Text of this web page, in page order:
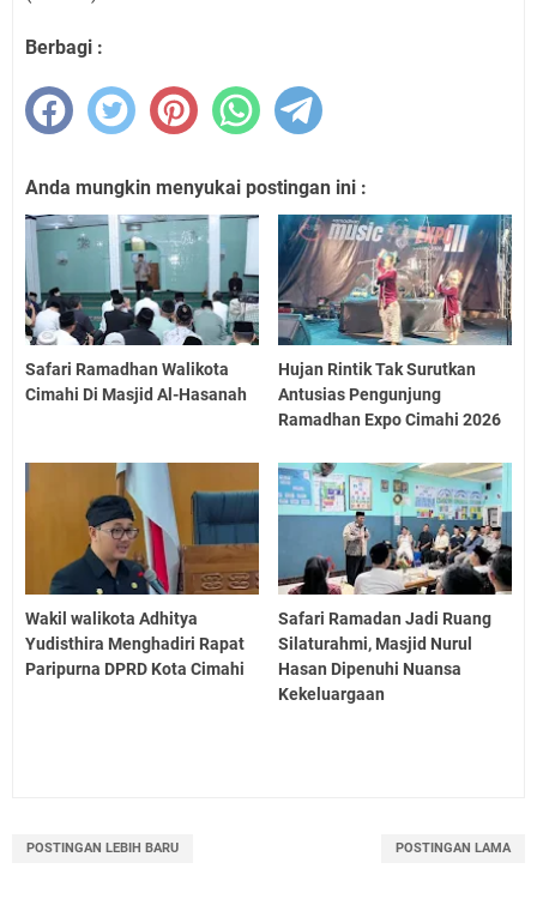
Berbagi :
Anda mungkin menyukai postingan ini :
Safari Ramadhan Walikota
Cimahi Di Masjid Al-Hasanah
Hujan Rintik Tak Surutkan
Antusias Pengunjung
Ramadhan Expo Cimahi 2026
Wakil walikota Adhitya
Yudisthira Menghadiri Rapat
Paripurna DPRD Kota Cimahi
Safari Ramadan Jadi Ruang
Silaturahmi, Masjid Nurul
Hasan Dipenuhi Nuansa
Kekeluargaan
POSTINGAN LEBIH BARU POSTINGAN LAMA